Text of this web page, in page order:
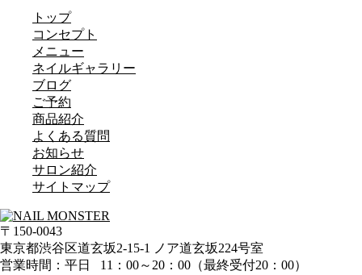
トップ
コンセプト
メニュー
ネイルギャラリー
ブログ
ご予約
商品紹介
よくある質問
お知らせ
サロン紹介
サイトマップ
〒150-0043
東京都渋谷区道玄坂2-15-1 ノア道玄坂224号室
営業時間：平日 11：00～20：00（最終受付20：00）